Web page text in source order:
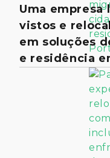
Uma
vistos e
em soluções
e residência